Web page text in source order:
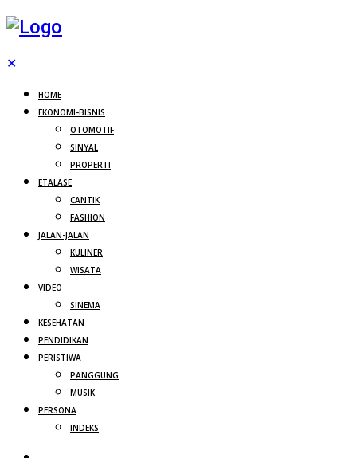
✕
HOME
EKONOMI-BISNIS
OTOMOTIF
SINYAL
PROPERTI
ETALASE
CANTIK
FASHION
JALAN-JALAN
KULINER
WISATA
VIDEO
SINEMA
KESEHATAN
PENDIDIKAN
PERISTIWA
PANGGUNG
MUSIK
PERSONA
INDEKS